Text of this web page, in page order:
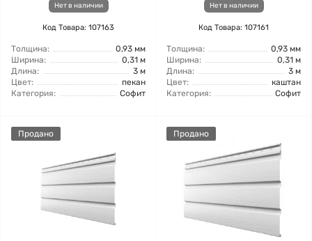
Нет в наличии
Код Товара: 107163
Толщина:
0,93 мм
Ширина:
0,31 м
Длина:
3 м
Цвет:
пекан
Категория:
Софит
Нет в наличии
Код Товара: 107161
Толщина:
0,93 мм
Ширина:
0,31 м
Длина:
3 м
Цвет:
каштан
Категория:
Софит
Продано Продано